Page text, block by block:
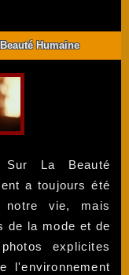
Humaine
Sur La Beauté
a toujours été
notre vie, mais
de la mode et de
explicites
l'environnement